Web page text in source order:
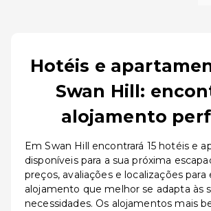
Hotéis e
Swan Hill:
alojamento
Em Swan Hill encontrará 15 hotéis e
disponíveis para a sua próxima
preços, avaliações e localizações para
alojamento que melhor se adapta às
necessidades. Os alojamentos mais